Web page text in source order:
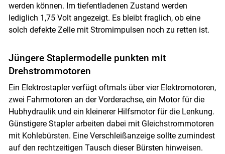
werden können. Im tiefentladenen Zustand werden
lediglich 1,75 Volt angezeigt. Es bleibt fraglich, ob eine
solch defekte Zelle mit Stromimpulsen noch zu retten ist.
Jüngere Staplermodelle punkten mit
Drehstrommotoren
Ein Elektrostapler verfügt oftmals über vier Elektromotoren,
zwei Fahrmotoren an der Vorderachse, ein Motor für die
Hubhydraulik und ein kleinerer Hilfsmotor für die Lenkung.
Günstigere Stapler arbeiten dabei mit Gleichstrommotoren
mit Kohlebürsten. Eine Verschleißanzeige sollte zumindest
auf den rechtzeitigen Tausch dieser Bürsten hinweisen.